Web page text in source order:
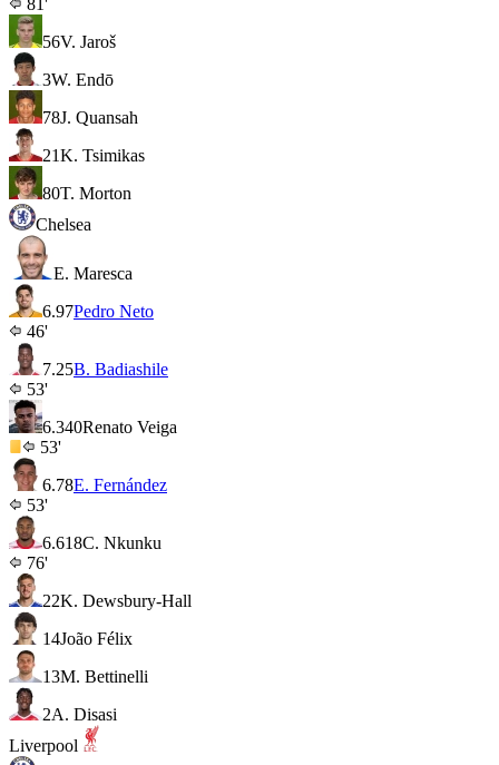
81'
56V. Jaroš
3W. Endō
78J. Quansah
21K. Tsimikas
80T. Morton
Chelsea
E. Maresca
6.97Pedro Neto
46'
7.25B. Badiashile
53'
6.340Renato Veiga
53'
6.78E. Fernández
53'
6.618C. Nkunku
76'
22K. Dewsbury-Hall
14João Félix
13M. Bettinelli
2A. Disasi
Liverpool